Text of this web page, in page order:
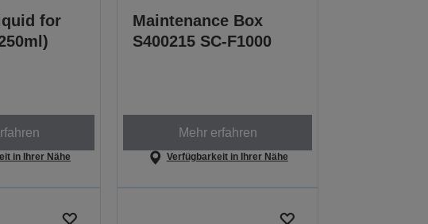
for
in Ihrer Nähe
Maintenance Box
S400215 SC-F1000
Mehr erfahren
Verfügbarkeit in Ihrer Nähe